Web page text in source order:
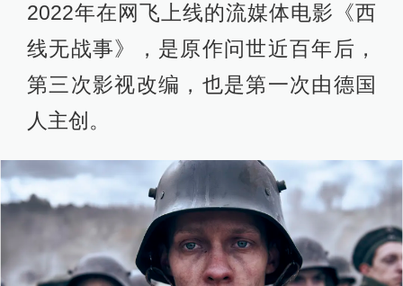
2022年在网飞上线的流媒体电影《西
线无战事》，是原作问世近百年后，
第三次影视改编，也是第一次由德国
人主创。